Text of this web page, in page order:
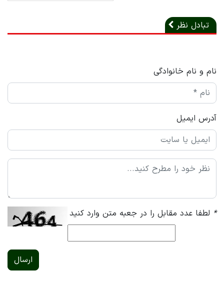
تبادل نظر
نام و نام خانوادگی
آدرس ایمیل
* لطفا عدد مقابل را در جعبه متن وارد کنید
ارسال